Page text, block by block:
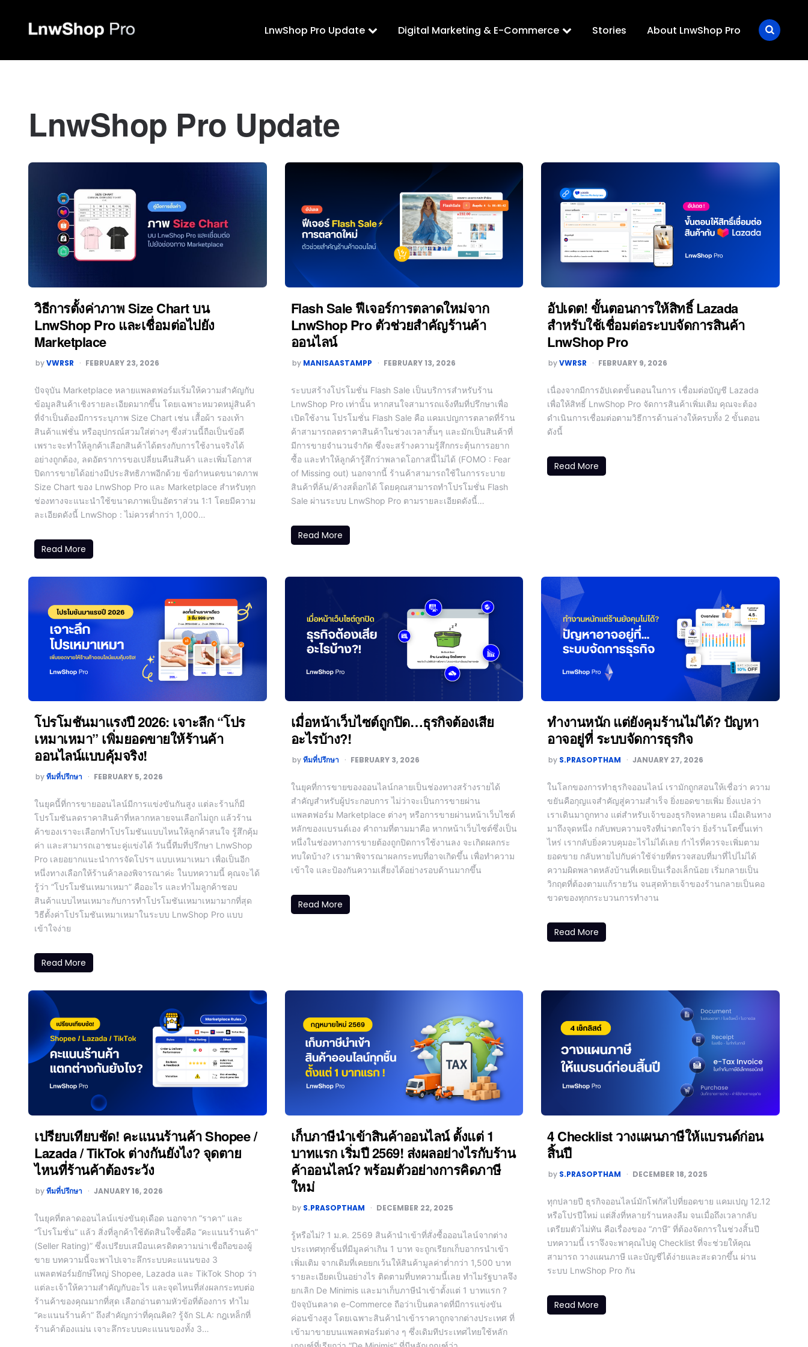
LnwShop Pro Update Digital Marketing & E-Commerce Stories About LnwShop Pro
LnwShop Pro Update
วิธีการตั้งค่าภาพ Size Chart บน
LnwShop Pro และเชื่อมต่อไปยัง
Marketplace
byVWRSR FEBRUARY 23, 2026
ปัจจุบัน Marketplace หลายแพลตฟอร์มเริ่มให้ความสำคัญกับ
ข้อมูลสินค้าเชิงรายละเอียดมากขึ้น โดยเฉพาะหมวดหมู่สินค้า
ที่จำเป็นต้องมีการระบุภาพ Size Chart เช่น เสื้อผ้า รองเท้า
สินค้าแฟชั่น หรืออุปกรณ์สวมใส่ต่างๆ ซึ่งส่วนนี้ถือเป็นข้อดี
เพราะจะทำให้ลูกค้าเลือกสินค้าได้ตรงกับการใช้งานจริงได้
อย่างถูกต้อง, ลดอัตราการขอเปลี่ยนคืนสินค้า และเพิ่มโอกาส
ปิดการขายได้อย่างมีประสิทธิภาพอีกด้วย ข้อกำหนดขนาดภาพ
Size Chart ของ LnwShop Pro และ Marketplace สำหรับทุก
ช่องทางจะแนะนำใช้ขนาดภาพเป็นอัตราส่วน 1:1 โดยมีความ
ละเอียดดังนี้ LnwShop : ไม่ควรต่ำกว่า 1,000…
Read More
Flash Sale ฟีเจอร์การตลาดใหม่จาก
LnwShop Pro ตัวช่วยสำคัญร้านค้า
ออนไลน์
by MANISAASTAMPP FEBRUARY 13, 2026
ระบบสร้างโปรโมชั่น Flash Sale เป็นบริการสำหรับร้าน
LnwShop Pro เท่านั้น หากสนใจสามารถแจ้งทีมที่ปรึกษาเพื่อ
เปิดใช้งาน โปรโมชั่น Flash Sale คือ แคมเปญการตลาดที่ร้าน
ค้าสามารถลดราคาสินค้าในช่วงเวลาสั้นๆ และมักเป็นสินค้าที่
มีการขายจำนวนจำกัด ซึ่งจะสร้างความรู้สึกกระตุ้นการอยาก
ซื้อ และทำให้ลูกค้ารู้สึกว่าพลาดโอกาสนี้ไม่ได้ (FOMO : Fear
of Missing out) นอกจากนี้ ร้านค้าสามารถใช้ในการระบาย
สินค้าที่ล้น/ค้างสต็อกได้ โดยคุณสามารถทำโปรโมชั่น Flash
Sale ผ่านระบบ LnwShop Pro ตามรายละเอียดดังนี้…
Read More
อัปเดต! ขั้นตอนการให้สิทธิ์ Lazada
สำหรับใช้เชื่อมต่อระบบจัดการสินค้า
LnwShop Pro
byVWRSR FEBRUARY 9, 2026
เนื่องจากมีการอัปเดตขั้นตอนในการ เชื่อมต่อบัญชี Lazada
เพื่อให้สิทธิ์ LnwShop Pro จัดการสินค้าเพิ่มเติม คุณจะต้อง
ดำเนินการเชื่อมต่อตามวิธีการด้านล่างให้ครบทั้ง 2 ขั้นตอน
ดังนี้
Read More
โปรโมชันมาแรงปี 2026: เจาะลึก “โปร
เหมาเหมา” เพิ่มยอดขายให้ร้านค้า
ออนไลน์แบบคุ้มจริง!
byทีมที่ปรึกษา FEBRUARY 5, 2026
ในยุคนี้ที่การขายออนไลน์มีการแข่งขันกันสูง แต่ละร้านก็มี
โปรโมชันลดราคาสินค้าที่หลากหลายจนเลือกไม่ถูก แล้วร้าน
ค้าของเราจะเลือกทำโปรโมชันแบบไหนให้ลูกค้าสนใจ รู้สึกคุ้ม
ค่า และสามารถเอาชนะคู่แข่งได้ วันนี้ทีมที่ปรึกษา LnwShop
Pro เลยอยากแนะนำการจัดโปรฯ แบบเหมาเหมา เพื่อเป็นอีก
หนึ่งทางเลือกให้ร้านค้าลองพิจารณาค่ะ ในบทความนี้ คุณจะได้
รู้ว่า “โปรโมชันเหมาเหมา” คืออะไร และทำไมลูกค้าชอบ
สินค้าแบบไหนเหมาะกับการทำโปรโมชันเหมาเหมามากที่สุด
วิธีตั้งค่าโปรโมชันเหมาเหมาในระบบ LnwShop Pro แบบ
เข้าใจง่าย
Read More
เมื่อหน้าเว็บไซต์ถูกปิด…ธุรกิจต้องเสีย
อะไรบ้าง?!
byทีมที่ปรึกษา FEBRUARY 3, 2026
ในยุคที่การขายของออนไลน์กลายเป็นช่องทางสร้างรายได้
สำคัญสำหรับผู้ประกอบการ ไม่ว่าจะเป็นการขายผ่าน
แพลตฟอร์ม Marketplace ต่างๆ หรือการขายผ่านหน้าเว็บไซต์
หลักของแบรนด์เอง คำถามที่ตามมาคือ หากหน้าเว็บไซต์ซึ่งเป็น
หนึ่งในช่องทางการขายต้องถูกปิดการใช้งานลง จะเกิดผลกระ
ทบใดบ้าง? เรามาพิจารณาผลกระทบที่อาจเกิดขึ้น เพื่อทำความ
เข้าใจ และป้องกันความเสี่ยงได้อย่างรอบด้านมากขึ้น
Read More
ทำงานหนัก แต่ยังคุมร้านไม่ได้? ปัญหา
อาจอยู่ที่ ระบบจัดการธุรกิจ
by S.PRASOPTHAM JANUARY 27, 2026
ในโลกของการทำธุรกิจออนไลน์ เรามักถูกสอนให้เชื่อว่า ความ
ขยันคือกุญแจสำคัญสู่ความสำเร็จ ยิ่งยอดขายเพิ่ม ยิ่งแปลว่า
เราเดินมาถูกทาง แต่สำหรับเจ้าของธุรกิจหลายคน เมื่อเดินทาง
มาถึงจุดหนึ่ง กลับพบความจริงที่น่าตกใจว่า ยิ่งร้านโตขึ้นเท่า
ไหร่ เรากลับยิ่งควบคุมอะไรไม่ได้เลย กำไรที่ควรจะเพิ่มตาม
ยอดขาย กลับหายไปกับค่าใช้จ่ายที่ตรวจสอบที่มาที่ไปไม่ได้
ความผิดพลาดหลังบ้านที่เคยเป็นเรื่องเล็กน้อย เริ่มกลายเป็น
วิกฤตที่ต้องตามแก้รายวัน จนสุดท้ายเจ้าของร้านกลายเป็นคอ
ขวดของทุกกระบวนการทำงาน
Read More
เปรียบเทียบชัด! คะแนนร้านค้า Shopee /
Lazada / TikTok ต่างกันยังไง? จุดตาย
ไหนที่ร้านค้าต้องระวัง
byทีมที่ปรึกษา JANUARY 16, 2026
ในยุคที่ตลาดออนไลน์แข่งขันดุเดือด นอกจาก “ราคา” และ
“โปรโมชั่น” แล้ว สิ่งที่ลูกค้าใช้ตัดสินใจซื้อคือ “คะแนนร้านค้า”
(Seller Rating)” ซึ่งเปรียบเสมือนเครดิตความน่าเชื่อถือของผู้
ขาย บทความนี้จะพาไปเจาะลึกระบบคะแนนของ 3
แพลตฟอร์มยักษ์ใหญ่ Shopee, Lazada และ TikTok Shop ว่า
แต่ละเจ้าให้ความสำคัญกับอะไร และจุดไหนที่ส่งผลกระทบต่อ
ร้านค้าของคุณมากที่สุด เลือกอ่านตามหัวข้อที่ต้องการ ทำไม
“คะแนนร้านค้า” ถึงสำคัญกว่าที่คุณคิด? รู้จัก SLA: กฎเหล็กที่
ร้านค้าต้องแม่น เจาะลึกระบบคะแนนของทั้ง 3…
เก็บภาษีนำเข้าสินค้าออนไลน์ ตั้งแต่ 1
บาทแรก เริ่มปี 2569! ส่งผลอย่างไรกับร้าน
ค้าออนไลน์? พร้อมตัวอย่างการคิดภาษี
ใหม่
by S.PRASOPTHAM DECEMBER 22, 2025
รู้หรือไม่? 1 ม.ค. 2569 สินค้านำเข้าที่สั่งซื้อออนไลน์จากต่าง
ประเทศทุกชิ้นที่มีมูลค่าเกิน 1 บาท จะถูกเรียกเก็บอากรนำเข้า
เพิ่มเติม จากเดิมที่เคยยกเว้นให้สินค้ามูลค่าต่ำกว่า 1,500 บาท
รายละเอียดเป็นอย่างไร ติดตามที่บทความนี้เลย ทำไมรัฐบาลจึง
ยกเลิก De Minimis และมาเก็บภาษีนำเข้าตั้งแต่ 1 บาทแรก ?
ปัจจุบันตลาด e-Commerce ถือว่าเป็นตลาดที่มีการแข่งขัน
ค่อนข้างสูง โดยเฉพาะสินค้านำเข้าราคาถูกจากต่างประเทศ ที่
เข้ามาขายบนแพลตฟอร์มต่าง ๆ ซึ่งเดิมทีประเทศไทยใช้หลัก
4 Checklist วางแผนภาษีให้แบรนด์ก่อน
สิ้นปี
by S.PRASOPTHAM DECEMBER 18, 2025
ทุกปลายปี ธุรกิจออนไลน์มักโฟกัสไปที่ยอดขาย แคมเปญ 12.12
หรือโปรปีใหม่ แต่สิ่งที่หลายร้านหลงลืม จนเมื่อถึงเวลากลับ
เตรียมตัวไม่ทัน คือเรื่องของ “ภาษี” ที่ต้องจัดการในช่วงสิ้นปี
บทความนี้ เราจึงจะพาคุณไปดู Checklist ที่จะช่วยให้คุณ
สามารถ วางแผนภาษี และบัญชีได้ง่ายและสะดวกขึ้น ผ่าน
ระบบ LnwShop Pro กัน
Read More